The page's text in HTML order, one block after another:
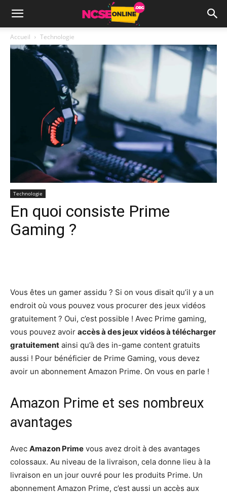
Accueil Technologie
Technologie
En quoi consiste Prime
Gaming ?
Vous êtes un gamer assidu ? Si on vous disait qu’il y a un
endroit où vous pouvez vous procurer des jeux vidéos
gratuitement ? Oui, c’est possible ! Avec Prime gaming,
vous pouvez avoir accès à des jeux vidéos à télécharger
gratuitement ainsi qu’à des in-game content gratuits
aussi ! Pour bénéficier de Prime Gaming, vous devez
avoir un abonnement Amazon Prime. On vous en parle !
Amazon Prime et ses nombreux
avantages
Avec Amazon Prime vous avez droit à des avantages
colossaux. Au niveau de la livraison, cela donne lieu à la
livraison en un jour ouvré pour les produits Prime. Un
abonnement Amazon Prime, c’est aussi un accès aux